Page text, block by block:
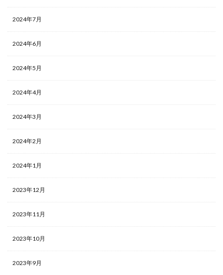
2024年7月
2024年6月
2024年5月
2024年4月
2024年3月
2024年2月
2024年1月
2023年12月
2023年11月
2023年10月
2023年9月